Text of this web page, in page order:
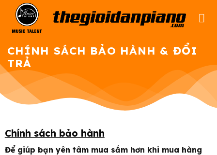
CHÍNH SÁCH BẢO HÀNH & ĐỔI
TRẢ
Chính sách bảo hành
Để giúp bạn yên tâm mua sắm hơn khi mua hàng